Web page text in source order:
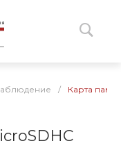
/ Карта